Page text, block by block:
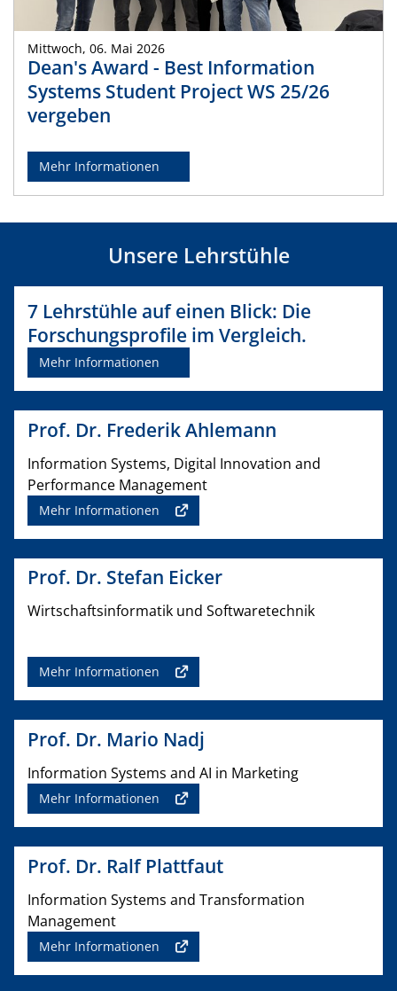
Mittwoch, 06. Mai 2026
Dean's Award - Best Information
Systems Student Project WS 25/26
vergeben
Mehr Informationen
Unsere Lehrstühle
7 Lehrstühle auf einen Blick: Die
Forschungsprofile im Vergleich.
Mehr Informationen
Prof. Dr. Frederik Ahlemann
Information Systems, Digital Innovation and
Performance Management
Mehr Informationen
Prof. Dr. Stefan Eicker
Wirtschaftsinformatik und Softwaretechnik
Mehr Informationen
Prof. Dr. Mario Nadj
Information Systems and AI in Marketing
Mehr Informationen
Prof. Dr. Ralf Plattfaut
Information Systems and Transformation
Management
Mehr Informationen